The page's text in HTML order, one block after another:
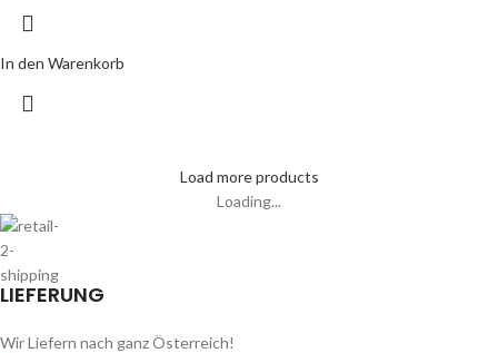
In den Warenkorb
Load more products
Loading...
LIEFERUNG
Wir Liefern nach ganz Österreich!